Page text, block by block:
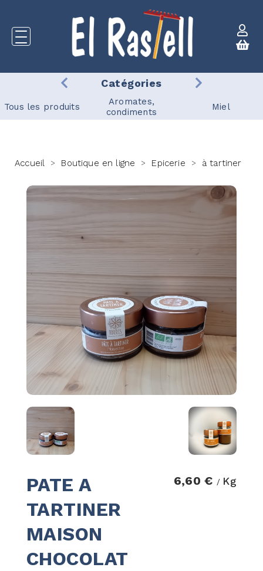
Catégories
Tous les produits
Aromates,
condiments
Miel
Accueil > Boutique en ligne > Epicerie > à tartiner
PATE A
TARTINER
MAISON
CHOCOLAT
6,60 € / Kg